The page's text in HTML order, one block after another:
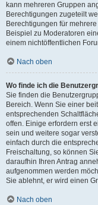
kann mehreren Gruppen
Berechtigungen zugeteilt
Berechtigungen für
Beispiel zu Moderatoren
einem nichtöffentlichen
Nach oben
Wo finde ich die
Sie finden die
Bereich. Wenn Sie einer
entsprechenden
offen. Einige erfordern erst
sein und weitere sogar
einfach durch die
Freischaltung, so können
daraufhin Ihren Antrag
aufgenommen werden
Sie ablehnt, er wird einen
Nach oben